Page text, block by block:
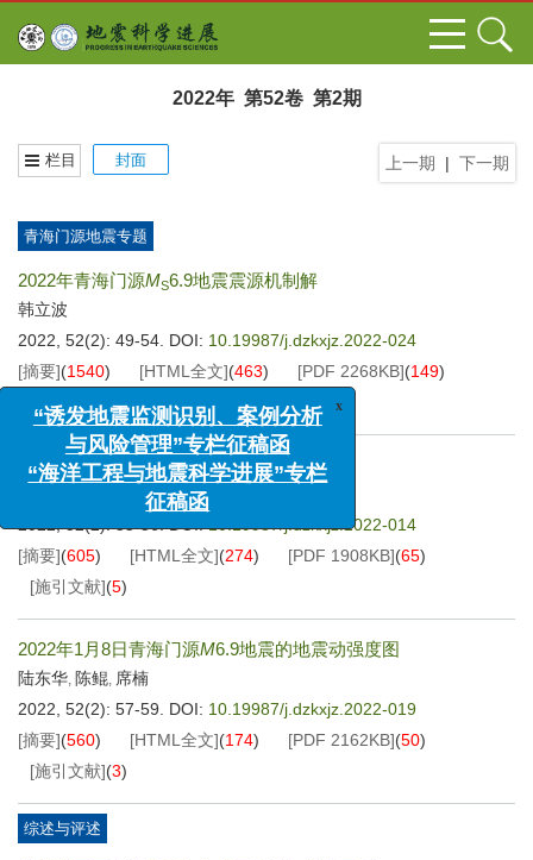
2022年 第52卷 第2期
上一期 | 下一期
栏目 封面
青海门源地震专题
2022年青海门源MS6.9地震震源机制解
韩立波
2022, 52(2): 49-54. DOI: 10.19987/j.dzkxjz.2022-024
[摘要](1540) [HTML全文](463) [PDF 2268KB](149)
[施引文献] 27)
2022年青海门源M6.9地震矩心矩张量解
2022, 52(2): 55-56. DOI:10.19987/j.dzkxjz.2022-014
[摘要](605) [HTML全文](274) [PDF 1908KB](65)
[施引文献](5)
2022年1月8日青海门源M6.9地震的地震动强度图
陆东华, 陈鲲, 席楠
2022, 52(2): 57-59.
DOI: 10.19987/j.dzkxjz.2022-019
[摘要](560) [HTML全文](174) [PDF 2162KB](50)
[施引文献](3)
综述与评述
“诱发地震监测识别、案例分析
与风险管理”专栏征稿函
“海洋工程与地震科学进展”专栏
征稿函